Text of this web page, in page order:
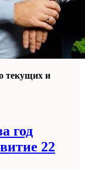
текущих и
год
22